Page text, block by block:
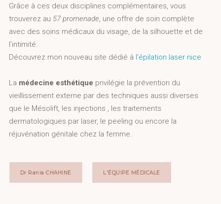
Grâce à ces deux disciplines complémentaires, vous
trouverez au 57 promenade, une offre de soin complète
avec des soins médicaux du visage, de la silhouette et de
l’intimité.
Découvrez mon nouveau site dédié à l’épilation laser nice
La médecine esthétique privilégie la prévention du
vieillissement externe par des techniques aussi diverses
que le Mésolift, les injections , les traitements
dermatologiques par laser, le peeling ou encore la
réjuvénation génitale chez la femme.
Dr Rania CHAHINE L'ÉQUIPE MÉDICALE